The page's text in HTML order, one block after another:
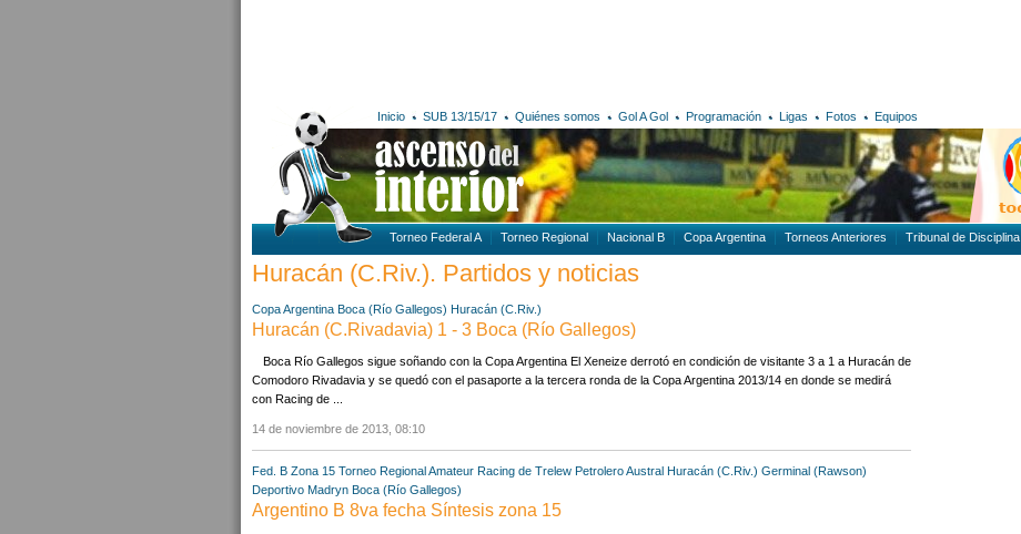
Inicio SUB 13/15/17 Quiénes somos Gol A Gol Programación Ligas Fotos Equipos
Torneo Federal A Torneo Regional Nacional B Copa Argentina Torneos Anteriores Tribunal de Disciplina
Huracán (C.Riv.). Partidos y noticias
Copa Argentina Boca (Río Gallegos) Huracán (C.Riv.)
Huracán (C.Rivadavia) 1 - 3 Boca (Río Gallegos)
Boca Río Gallegos sigue soñando con la Copa Argentina El Xeneize derrotó en condición de visitante 3 a 1 a Huracán de
Comodoro Rivadavia y se quedó con el pasaporte a la tercera ronda de la Copa Argentina 2013/14 en donde se medirá
con Racing de ...
14 de noviembre de 2013, 08:10
Fed. B Zona 15 Torneo Regional Amateur Racing de Trelew Petrolero Austral Huracán (C.Riv.) Germinal (Rawson)
Deportivo Madryn Boca (Río Gallegos)
Argentino B 8va fecha Síntesis zona 15